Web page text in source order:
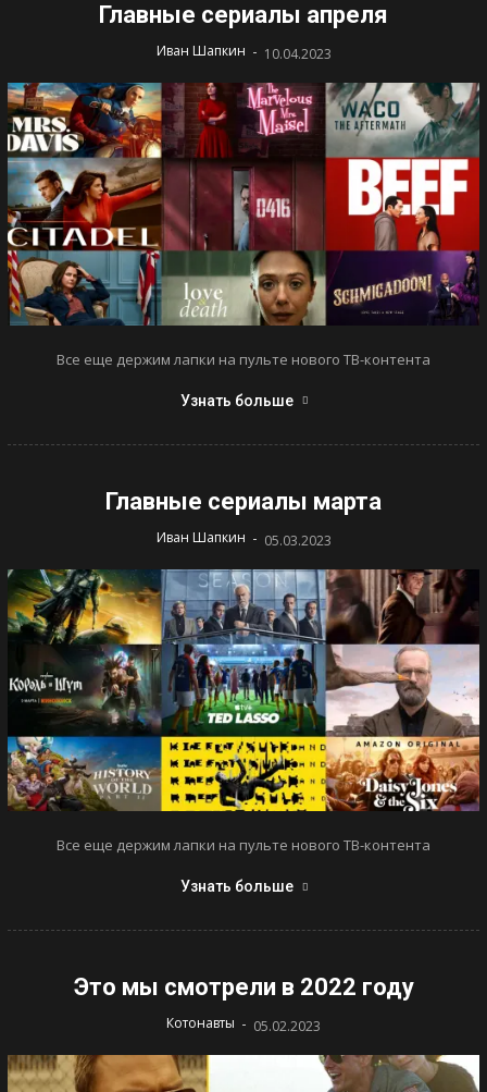
Главные сериалы апреля
Иван Шапкин - 10.04.2023
Все еще держим лапки на пульте нового ТВ-контента
Узнать больше
Главные сериалы марта
Иван Шапкин - 05.03.2023
Все еще держим лапки на пульте нового ТВ-контента
Узнать больше
Это мы смотрели в 2022 году
Котонавты - 05.02.2023